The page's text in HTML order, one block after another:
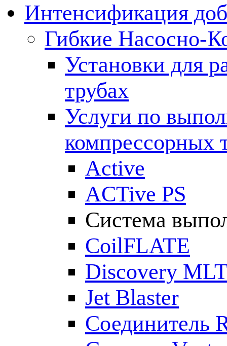
Интенсификация
Гибкие Насосно-
Установки для
трубах
Услуги по
компрессорных
Active
ACTive PS
Система
CoilFLATE
Discovery
Jet Blaster
Соединитель